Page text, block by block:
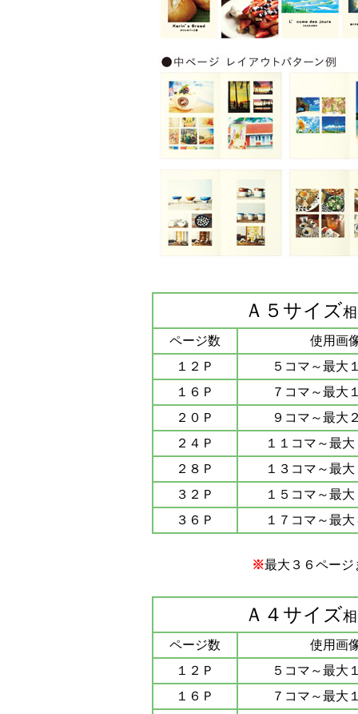
Ａ５サイズ
ページ数
使用画
１２Ｐ
５コマ～最大
１６Ｐ
７コマ～最大
２０Ｐ
９コマ～最大
２４Ｐ
１１コマ～最
２８Ｐ
１３コマ～最
３２Ｐ
１５コマ～最
３６Ｐ
１７コマ～最
※最大３６ペー
Ａ４サイズ
ページ数
使用画
１２Ｐ
５コマ～最大
１６Ｐ
７コマ～最大